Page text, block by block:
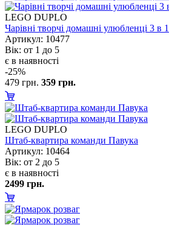
LEGO DUPLO
Чарівні творчі домашні улюбленці 3 в 1
Артикул: 10477
ік: от 1 до 5
є в наявності
-25%
479 грн. 359 грн.
LEGO DUPLO
Штаб-квартира команди Павука
Артикул: 10464
ік: от 2 до 5
є в наявності
2499 грн.